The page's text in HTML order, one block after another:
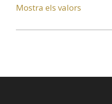
Mostra els valors